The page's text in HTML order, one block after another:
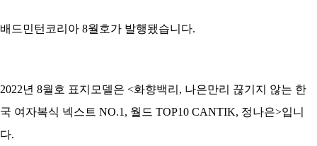
아
배드민턴코리아 8월호가 발행됐습니다.
2022년 8월호 표지모델은 <화향백리, 나은만리 끊기지 않는 한
국 여자복식 넥스트 NO.1, 월드 TOP10 CANTIK, 정나은>입니
다.